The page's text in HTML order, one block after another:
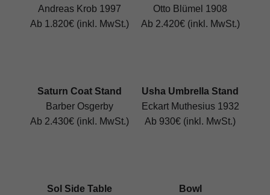
Andreas Krob 1997
Ab 1.820€ (inkl. MwSt.)
Otto Blümel 1908
Ab 2.420€ (inkl. MwSt.)
Saturn Coat Stand
Barber Osgerby
Ab 2.430€ (inkl. MwSt.)
Usha Umbrella Stand
Eckart Muthesius 1932
Ab 930€ (inkl. MwSt.)
Sol Side Table
Bowl